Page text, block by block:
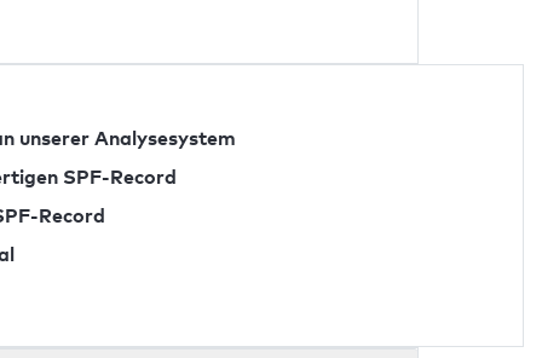
unserer Analysesystem
SPF-Record
Record